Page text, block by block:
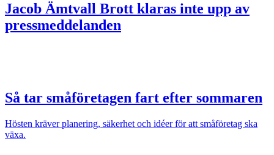
Jacob Ämtvall Brott klaras inte upp av
pressmeddelanden
Så tar småföretagen fart efter sommaren
Hösten kräver planering, säkerhet och idéer för att småföretag ska
växa.